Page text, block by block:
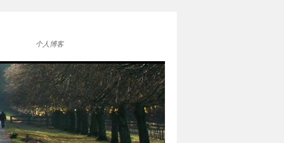
个人博客